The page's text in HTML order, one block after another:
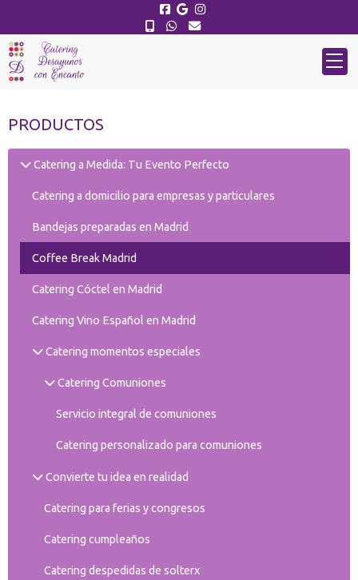
PRODUCTOS
Catering a Medida: Tu Evento Perfecto
Catering a domicilio para empresas y particulares
Bandejas preparadas en Madrid
Coffee Break Madrid
Catering Cóctel en Madrid
Catering Vino Español en Madrid
Catering momentos especiales
Catering Comuniones
Servicio integral de comuniones
Catering personalizado para comuniones
Convierte tu idea en realidad
Catering para ferias y congresos
Catering cumpleaños
Catering despedidas de solterx